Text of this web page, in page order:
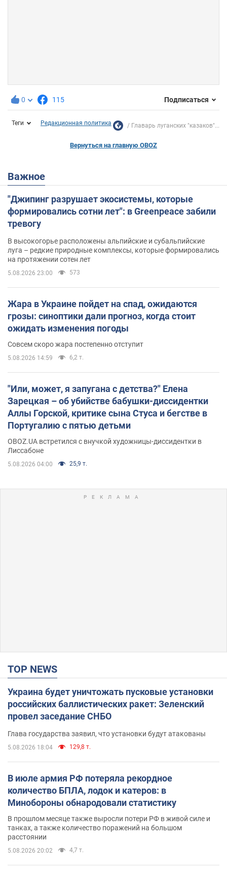
0 115 Подписаться
Теги Редакционная политика Главарь луганских "казаков"...
Вернуться на главную OBOZ
Важное
"Джипинг разрушает экосистемы, которые
формировались сотни лет": в Greenpeace забили
тревогу
В высокогорье расположены альпийские и субальпийские
луга – редкие природные комплексы, которые формировались
на протяжении сотен лет
5.08.2026 23:00 573
Жара в Украине пойдет на спад, ожидаются
грозы: синоптики дали прогноз, когда стоит
ожидать изменения погоды
Совсем скоро жара постепенно отступит
5.08.2026 14:59 6,2 т.
"Или, может, я запугана с детства?" Елена
Зарецкая – об убийстве бабушки-диссидентки
Аллы Горской, критике сына Стуса и бегстве в
Португалию с пятью детьми
OBOZ.UA встретился с внучкой художницы-диссидентки в
Лиссабоне
5.08.2026 04:00 25,9 т.
TOP NEWS
Украина будет уничтожать пусковые установки
российских баллистических ракет: Зеленский
провел заседание СНБО
Глава государства заявил, что установки будут атакованы
5.08.2026 18:04 129,8 т.
В июле армия РФ потеряла рекордное
количество БПЛА, лодок и катеров: в
Минобороны обнародовали статистику
В прошлом месяце также выросли потери РФ в живой силе и
танках, а также количество поражений на большом
расстоянии
5.08.2026 20:02 4,7 т.